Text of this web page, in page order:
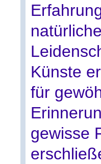
Künste
für
gewisse